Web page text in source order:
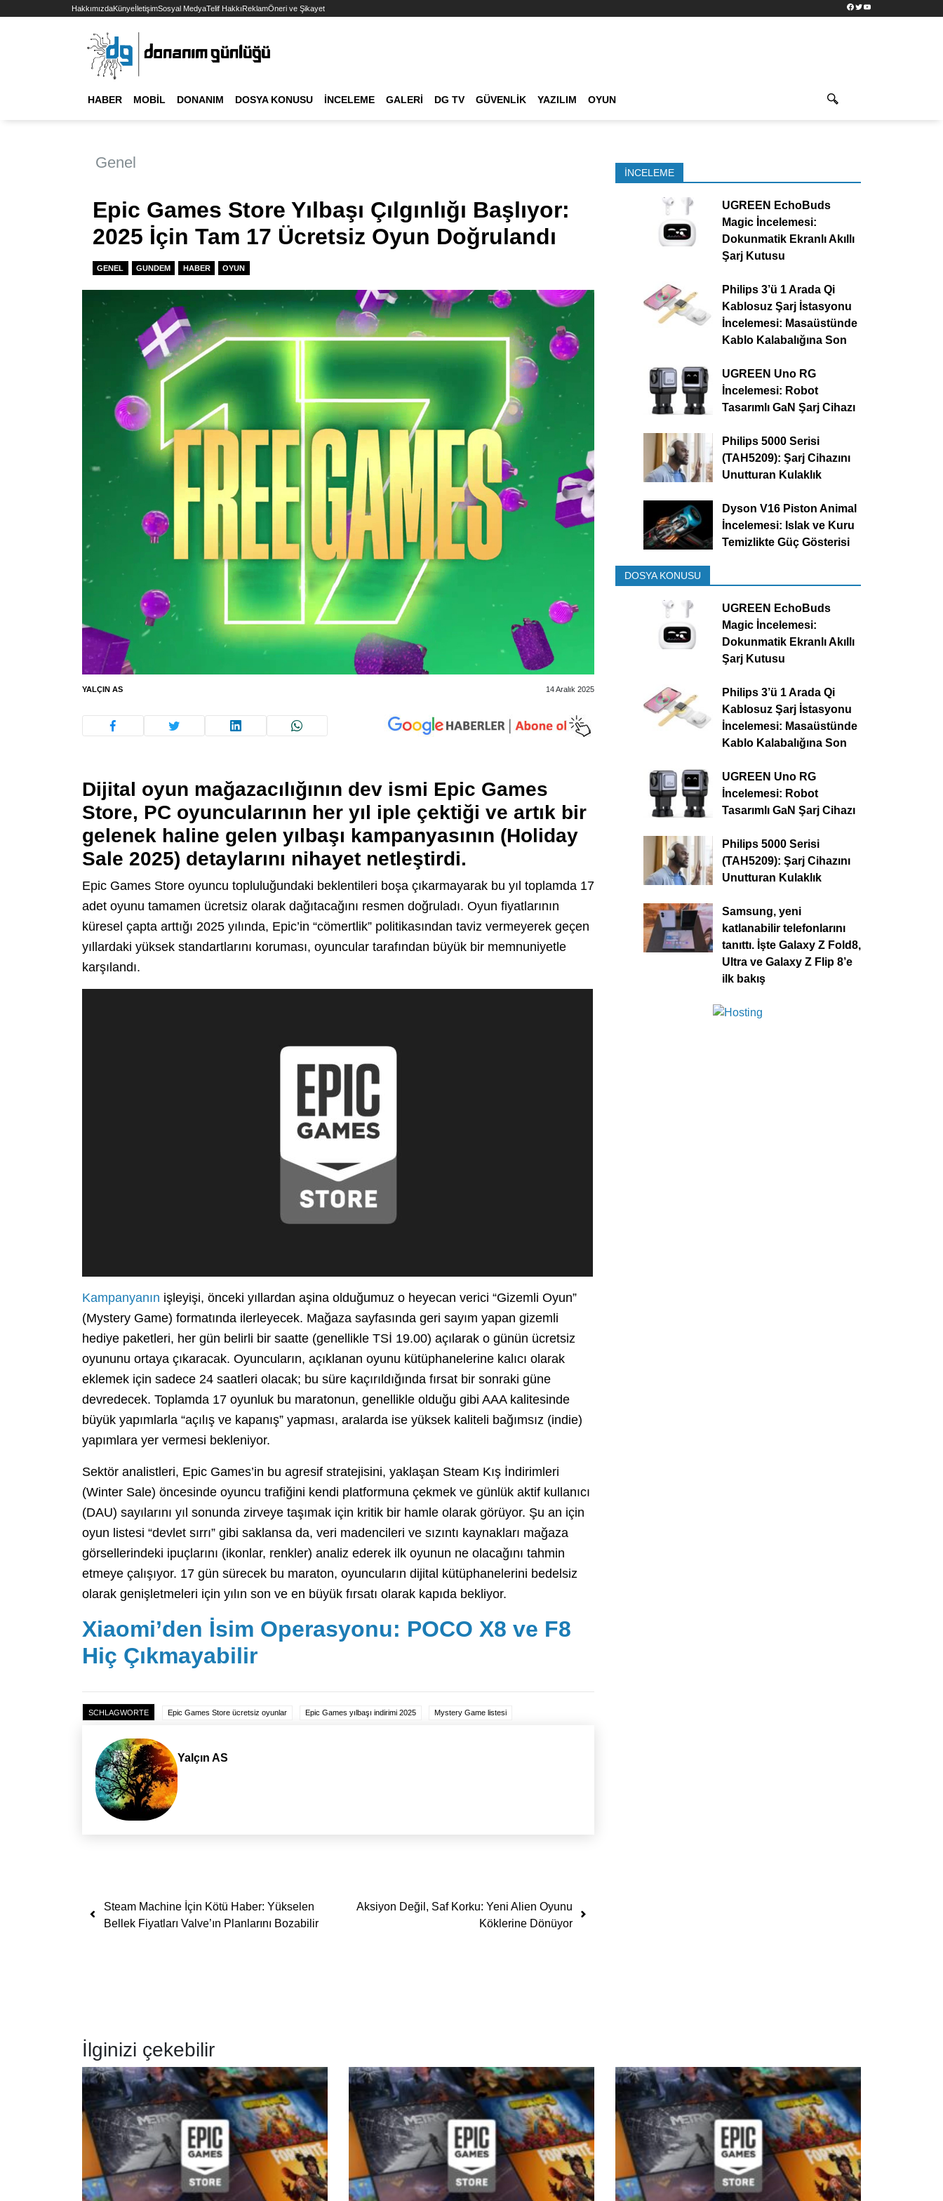
HakkımızdaKünyeİletişimSosyal MedyaTelif HakkıReklamÖneri ve Şikayet Facebook
TwitterYouTube
HABER MOBIL DONANIM DOSYA KONUSU İNCELEME GALERI DG TV GÜVENLIK YAZILIM OYUN
Genel
Epic Games Store Yılbaşı Çılgınlığı Başlıyor:
2025 İçin Tam 17 Ücretsiz Oyun Doğrulandı
GENEL GUNDEM HABER OYUN
YALÇIN AS 14 Aralık 2025
Dijital oyun mağazacılığının dev ismi Epic Games
Store, PC oyuncularının her yıl iple çektiği ve artık bir
gelenek haline gelen yılbaşı kampanyasının (Holiday
Sale 2025) detaylarını nihayet netleştirdi.
Epic Games Store oyuncu topluluğundaki beklentileri boşa çıkarmayarak bu yıl toplamda 17
adet oyunu tamamen ücretsiz olarak dağıtacağını resmen doğruladı. Oyun fiyatlarının
küresel çapta arttığı 2025 yılında, Epic’in “cömertlik” politikasından taviz vermeyerek geçen
yıllardaki yüksek standartlarını koruması, oyuncular tarafından büyük bir memnuniyetle
karşılandı.
Kampanyanın işleyişi, önceki yıllardan aşina olduğumuz o heyecan verici “Gizemli Oyun”
(Mystery Game) formatında ilerleyecek. Mağaza sayfasında geri sayım yapan gizemli
hediye paketleri, her gün belirli bir saatte (genellikle TSİ 19.00) açılarak o günün ücretsiz
oyununu ortaya çıkaracak. Oyuncuların, açıklanan oyunu kütüphanelerine kalıcı olarak
eklemek için sadece 24 saatleri olacak; bu süre kaçırıldığında fırsat bir sonraki güne
devredecek. Toplamda 17 oyunluk bu maratonun, genellikle olduğu gibi AAA kalitesinde
büyük yapımlarla “açılış ve kapanış” yapması, aralarda ise yüksek kaliteli bağımsız (indie)
yapımlara yer vermesi bekleniyor.
Sektör analistleri, Epic Games’in bu agresif stratejisini, yaklaşan Steam Kış İndirimleri
(Winter Sale) öncesinde oyuncu trafiğini kendi platformuna çekmek ve günlük aktif kullanıcı
(DAU) sayılarını yıl sonunda zirveye taşımak için kritik bir hamle olarak görüyor. Şu an için
oyun listesi “devlet sırrı” gibi saklansa da, veri madencileri ve sızıntı kaynakları mağaza
görsellerindeki ipuçlarını (ikonlar, renkler) analiz ederek ilk oyunun ne olacağını tahmin
etmeye çalışıyor. 17 gün sürecek bu maraton, oyuncuların dijital kütüphanelerini bedelsiz
olarak genişletmeleri için yılın son ve en büyük fırsatı olarak kapıda bekliyor.
Xiaomi’den İsim Operasyonu: POCO X8 ve F8
Hiç Çıkmayabilir
SCHLAGWORTE Epic Games Store ücretsiz oyunlar Epic Games yılbaşı indirimi 2025 Mystery Game listesi
Yalçın AS
Yazı dolaşımı
Steam Machine İçin Kötü Haber: Yükselen
Bellek Fiyatları Valve’ın Planlarını Bozabilir
Aksiyon Değil, Saf Korku: Yeni Alien Oyunu
Köklerine Dönüyor
İNCELEME
UGREEN EchoBuds
Magic İncelemesi:
Dokunmatik Ekranlı Akıllı
Şarj Kutusu
Philips 3’ü 1 Arada Qi
Kablosuz Şarj İstasyonu
İncelemesi: Masaüstünde
Kablo Kalabalığına Son
UGREEN Uno RG
İncelemesi: Robot
Tasarımlı GaN Şarj Cihazı
Philips 5000 Serisi
(TAH5209): Şarj Cihazını
Unutturan Kulaklık
Dyson V16 Piston Animal
İncelemesi: Islak ve Kuru
Temizlikte Güç Gösterisi
DOSYA KONUSU
UGREEN EchoBuds
Magic İncelemesi:
Dokunmatik Ekranlı Akıllı
Şarj Kutusu
Philips 3’ü 1 Arada Qi
Kablosuz Şarj İstasyonu
İncelemesi: Masaüstünde
Kablo Kalabalığına Son
UGREEN Uno RG
İncelemesi: Robot
Tasarımlı GaN Şarj Cihazı
Philips 5000 Serisi
(TAH5209): Şarj Cihazını
Unutturan Kulaklık
Samsung, yeni
katlanabilir telefonlarını
tanıttı. İşte Galaxy Z Fold8,
Ultra ve Galaxy Z Flip 8’e
ilk bakış
İlginizi çekebilir